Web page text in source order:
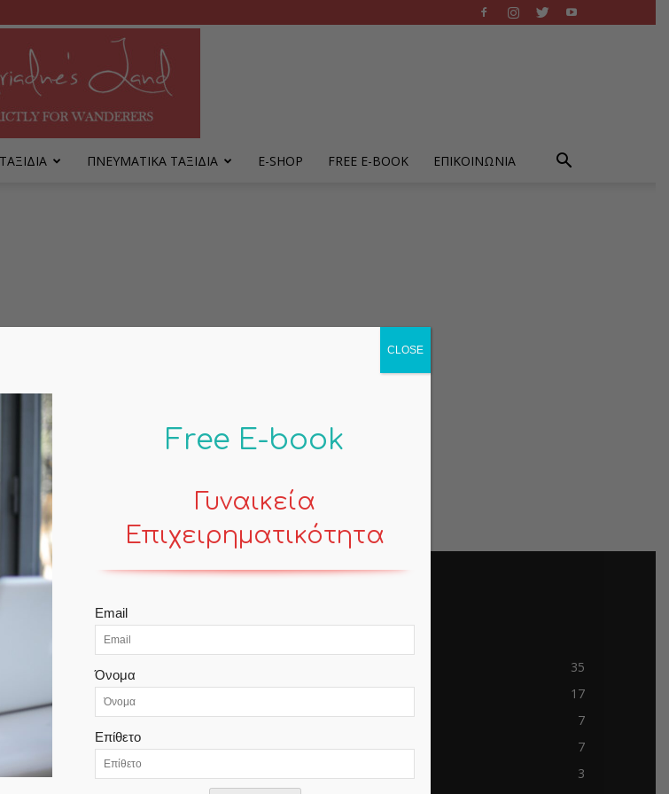
ΤΑΞΙΔΙΑ ΠΝΕΥΜΑΤΙΚΑ ΤΑΞΙΔΙΑ Ε-SHOP FREE E-BOOK ΕΠΙΚΟΙΝΩΝΙΑ
What’s next – Η τυραννία του Μετά
Contemporary Life
35
Mind
17
Business
7
Travels
7
3
Free E-book
Γυναικεία
Επιχειρηματικότητα
Email
Όνομα
Επίθετο
CLOSE